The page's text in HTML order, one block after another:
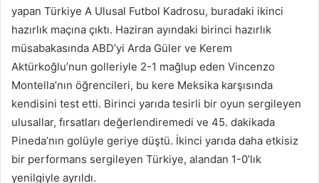
yapan Türkiye A Ulusal Futbol Kadrosu, buradaki ikinci
hazırlık maçına çıktı. Haziran ayındaki birinci hazırlık
müsabakasında ABD’yi Arda Güler ve Kerem
Aktürkoğlu’nun golleriyle 2-1 mağlup eden Vincenzo
Montella’nın öğrencileri, bu kere Meksika karşısında
kendisini test etti. Birinci yarıda tesirli bir oyun sergileyen
ulusallar, fırsatları değerlendiremedi ve 45. dakikada
Pineda’nın golüyle geriye düştü. İkinci yarıda daha etkisiz
bir performans sergileyen Türkiye, alandan 1-0’lık
yenilgiyle ayrıldı.